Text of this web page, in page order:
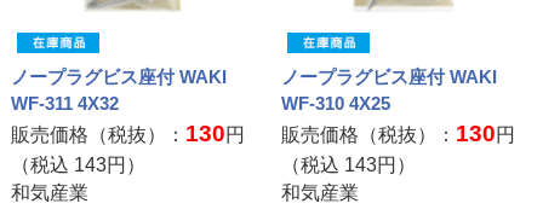
ノープラグビス座付 WAKI
WF-311 4X32
販売価格（税抜）： 130円
（税込 143円）
和気産業
ノープラグビス座付 WAKI
WF-310 4X25
販売価格（税抜）： 130円
（税込 143円）
和気産業